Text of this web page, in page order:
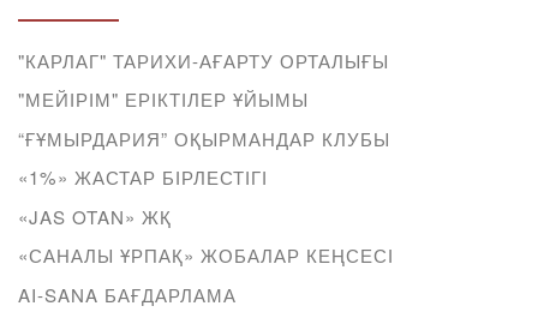
"КАРЛАГ" ТАРИХИ-АҒАРТУ ОРТАЛЫҒЫ
"МЕЙІРІМ" ЕРІКТІЛЕР ҰЙЫМЫ
“ҒҰМЫРДАРИЯ” ОҚЫРМАНДАР КЛУБЫ
«1%» ЖАСТАР БІРЛЕСТІГІ
«JAS OTAN» ЖҚ
«САНАЛЫ ҰРПАҚ» ЖОБАЛАР КЕҢСЕСІ
AI-SANA БАҒДАРЛАМА